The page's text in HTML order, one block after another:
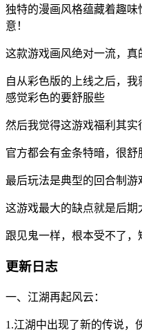
独特的漫画风格蕴藏着趣
意！
这款游戏画风绝对一流，真
自从彩色版的上线之后，
感觉彩色的要舒服些
然后我觉得这游戏福利其实
官方都会有金条特暗，很
最后玩法是典型的回合制
这游戏最大的缺点就是后期
跟见鬼一样，根本受不了
更新日志
一、江湖再起风云：
1.江湖中出现了新的传说，